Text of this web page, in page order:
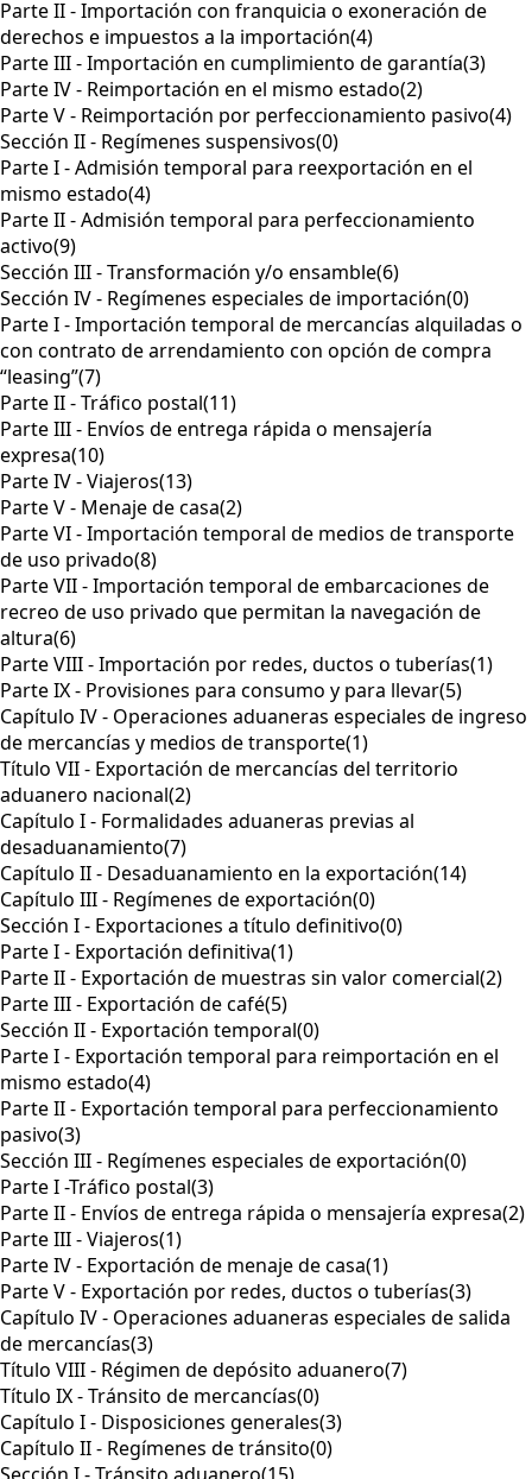
Parte II - Importación con franquicia o exoneración de
derechos e impuestos a la importación(4)
Parte III - Importación en cumplimiento de garantía(3)
Parte IV - Reimportación en el mismo estado(2)
Parte V - Reimportación por perfeccionamiento pasivo(4)
Sección II - Regímenes suspensivos(0)
Parte I - Admisión temporal para reexportación en el
mismo estado(4)
Parte II - Admisión temporal para perfeccionamiento
activo(9)
Sección III - Transformación y/o ensamble(6)
Sección IV - Regímenes especiales de importación(0)
Parte I - Importación temporal de mercancías alquiladas o
con contrato de arrendamiento con opción de compra
“leasing”(7)
Parte II - Tráfico postal(11)
Parte III - Envíos de entrega rápida o mensajería
expresa(10)
Parte IV - Viajeros(13)
Parte V - Menaje de casa(2)
Parte VI - Importación temporal de medios de transporte
de uso privado(8)
Parte VII - Importación temporal de embarcaciones de
recreo de uso privado que permitan la navegación de
altura(6)
Parte VIII - Importación por redes, ductos o tuberías(1)
Parte IX - Provisiones para consumo y para llevar(5)
Capítulo IV - Operaciones aduaneras especiales de ingreso
de mercancías y medios de transporte(1)
Título VII - Exportación de mercancías del territorio
aduanero nacional(2)
Capítulo I - Formalidades aduaneras previas al
desaduanamiento(7)
Capítulo II - Desaduanamiento en la exportación(14)
Capítulo III - Regímenes de exportación(0)
Sección I - Exportaciones a título definitivo(0)
Parte I - Exportación definitiva(1)
Parte II - Exportación de muestras sin valor comercial(2)
Parte III - Exportación de café(5)
Sección II - Exportación temporal(0)
Parte I - Exportación temporal para reimportación en el
mismo estado(4)
Parte II - Exportación temporal para perfeccionamiento
pasivo(3)
Sección III - Regímenes especiales de exportación(0)
Parte I -Tráfico postal(3)
Parte II - Envíos de entrega rápida o mensajería expresa(2)
Parte III - Viajeros(1)
Parte IV - Exportación de menaje de casa(1)
Parte V - Exportación por redes, ductos o tuberías(3)
Capítulo IV - Operaciones aduaneras especiales de salida
de mercancías(3)
Título VIII - Régimen de depósito aduanero(7)
Título IX - Tránsito de mercancías(0)
Capítulo I - Disposiciones generales(3)
Capítulo II - Regímenes de tránsito(0)